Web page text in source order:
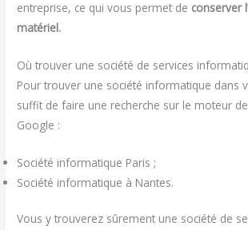
entreprise, ce qui vous permet de conserver
matériel.
Où trouver une société de services
Pour trouver une société informatique dans
suffit de faire une recherche sur le moteur
Google :
Société informatique Paris ;
Société informatique à Nantes.
Vous y trouverez sûrement une société de